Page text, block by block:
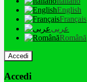
English
Français
عربى
Română
Accedi
Accedi